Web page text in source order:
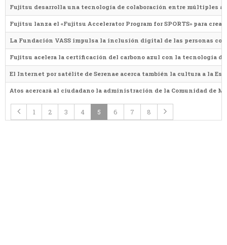
Fujitsu desarrolla una tecnología de colaboración entre múltiples
Fujitsu lanza el «Fujitsu Accelerator Program for SPORTS» para
La Fundación VASS impulsa la inclusión digital de las personas
Fujitsu acelera la certificación del carbono azul con la tecnología
El Internet por satélite de Serenae acerca también la cultura a la
Atos acercará al ciudadano la administración de la Comunidad de
1 2 3 4 5 6 7 8